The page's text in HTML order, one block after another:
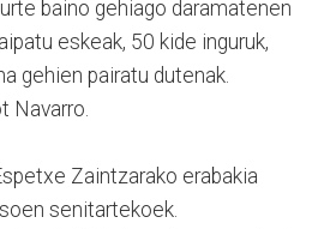
baino gehiago daramatenen
eskeak, 50 kide inguruk,
gehien pairatu dutenak.
Navarro.
Zaintzarako erabakia
senitartekoek.